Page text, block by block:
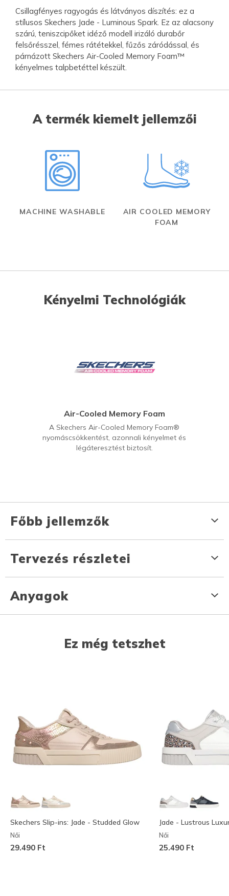
Csillagfényes ragyogás és látványos díszítés: ez a
stílusos Skechers Jade - Luminous Spark. Ez az alacsony
szárú, teniszcipőket idéző modell irizáló durabőr
felsőrésszel, fémes rátétekkel, fűzős záródással, és
párnázott Skechers Air-Cooled Memory Foam™
kényelmes talpbetéttel készült.
A termék kiemelt jellemzői
MACHINE WASHABLE
AIR COOLED MEMORY
FOAM
Kényelmi Technológiák
Air-Cooled Memory Foam
A Skechers Air-Cooled Memory Foam®
nyomáscsökkentést, azonnali kényelmet és
légáteresztést biztosít.
Főbb jellemzők
Tervezés részletei
Anyagok
Ez még tetszhet
Skechers Slip-ins: Jade - Studded Glow
Női
29.490 Ft
Jade - Lustrous
Női
25.490 Ft